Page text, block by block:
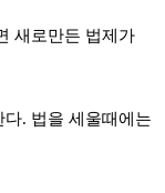
새로만든 법제가
. 법을 세울때에는